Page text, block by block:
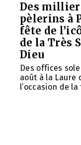
Des
pèlerins à
fête de
de la Très
Dieu
Des offices
août à la Laure
l’occasion de